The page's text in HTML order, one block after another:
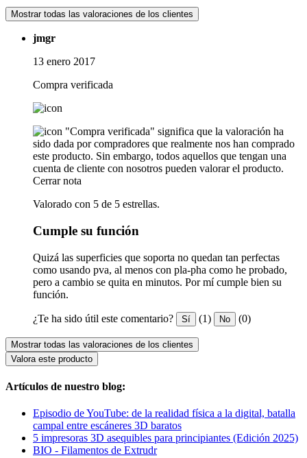
Mostrar todas las valoraciones de los clientes
jmgr
13 enero 2017
Compra verificada
"Compra verificada" significa que la valoración ha
sido dada por compradores que realmente nos han comprado
este producto. Sin embargo, todos aquellos que tengan una
cuenta de cliente con nosotros pueden valorar el producto.
Cerrar nota
Valorado con 5 de 5 estrellas.
Cumple su función
Quizá las superficies que soporta no quedan tan perfectas
como usando pva, al menos con pla-pha como he probado,
pero a cambio se quita en minutos. Por mí cumple bien su
función.
¿Te ha sido útil este comentario? Sí (1) No (0)
Mostrar todas las valoraciones de los clientes
Valora este producto
Artículos de nuestro blog:
Episodio de YouTube: de la realidad física a la digital, batalla
campal entre escáneres 3D baratos
5 impresoras 3D asequibles para principiantes (Edición 2025)
BIO - Filamentos de Extrudr